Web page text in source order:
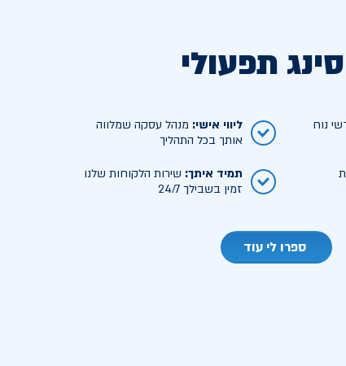
תפעולי
נוח
ליווי אישי: מנהל עסקה שמלווה
אותך בכל התהליך
תמיד איתך: שירות הלקוחות שלנו
זמין בשבילך 24/7
ספרו לי עוד